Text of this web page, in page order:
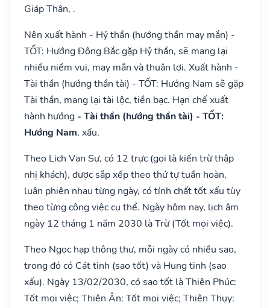
Giáp Thân, .
Nên xuất hành - Hỷ thần (hướng thần may mắn) -
TỐT: Hướng Đông Bắc gặp Hỷ thần, sẽ mang lại
nhiều niềm vui, may mắn và thuận lợi. Xuất hành -
Tài thần (hướng thần tài) - TỐT: Hướng Nam sẽ gặp
Tài thần, mang lại tài lộc, tiền bạc. Hạn chế xuất
hành hướng - Tài thần (hướng thần tài) - TỐT:
Hướng Nam, xấu.
Theo Lịch Vạn Sự, có 12 trực (gọi là kiến trừ thập
nhị khách), được sắp xếp theo thứ tự tuần hoàn,
luân phiên nhau từng ngày, có tính chất tốt xấu tùy
theo từng công việc cụ thể. Ngày hôm nay, lịch âm
ngày 12 tháng 1 năm 2030 là Trừ (Tốt mọi việc).
Theo Ngọc hạp thông thư, mỗi ngày có nhiều sao,
trong đó có Cát tinh (sao tốt) và Hung tinh (sao
xấu). Ngày 13/02/2030, có sao tốt là Thiên Phúc:
Tốt mọi việc; Thiên Ân: Tốt mọi việc; Thiên Thụy: